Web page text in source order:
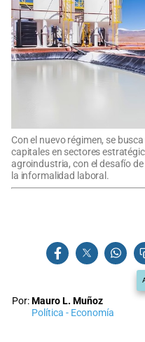
Con el nuevo régimen, se
capitales en sectores
agroindustria, con el desafío
la informalidad laboral.
Por:Mauro L. Muñoz
Política - Economía